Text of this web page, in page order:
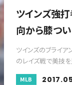
ツインズ強
向から膝つ
ツインズのブライア
のレイズ戦で美技を
MLB